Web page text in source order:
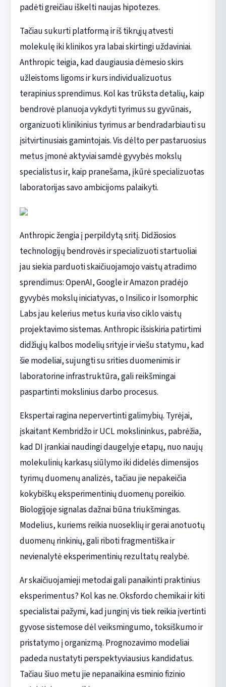
padėti greičiau iškelti naujas hipotezes.
Tačiau sukurti platformą ir iš tikrųjų atvesti
molekulę iki klinikos yra labai skirtingi uždaviniai.
Anthropic teigia, kad daugiausia dėmesio skirs
užleistoms ligoms ir kurs individualizuotus
terapinius sprendimus. Kol kas trūksta detalių, kaip
bendrovė planuoja vykdyti tyrimus su gyvūnais,
organizuoti klinikinius tyrimus ar bendradarbiauti su
įsitvirtinusiais gamintojais. Vis dėlto per pastaruosius
metus įmonė aktyviai samdė gyvybės mokslų
specialistus ir, kaip pranešama, įkūrė specializuotas
laboratorijas savo ambicijoms palaikyti.
Anthropic žengia į perpildytą sritį. Didžiosios
technologijų bendrovės ir specializuoti startuoliai
jau siekia parduoti skaičiuojamojo vaistų atradimo
sprendimus: OpenAI, Google ir Amazon pradėjo
gyvybės mokslų iniciatyvas, o Insilico ir Isomorphic
Labs jau kelerius metus kuria viso ciklo vaistų
projektavimo sistemas. Anthropic išsiskiria patirtimi
didžiųjų kalbos modelių srityje ir viešu statymu, kad
šie modeliai, sujungti su srities duomenimis ir
laboratorine infrastruktūra, gali reikšmingai
paspartinti mokslinius darbo procesus.
Ekspertai ragina nepervertinti galimybių. Tyrėjai,
įskaitant Kembridžo ir UCL mokslininkus, pabrėžia,
kad DI įrankiai naudingi daugelyje etapų, nuo naujų
molekulinių karkasų siūlymo iki didelės dimensijos
tyrimų duomenų analizės, tačiau jie nepakeičia
kokybiškų eksperimentinių duomenų poreikio.
Biologijoje signalas dažnai būna triukšmingas.
Modelius, kuriems reikia nuoseklių ir gerai anotuotų
duomenų rinkinių, gali riboti fragmentiška ir
nevienalytė eksperimentinių rezultatų realybė.
Ar skaičiuojamieji metodai gali panaikinti praktinius
eksperimentus? Kol kas ne. Oksfordo chemikai ir kiti
specialistai pažymi, kad junginį vis tiek reikia įvertinti
gyvose sistemose dėl veiksmingumo, toksiškumo ir
pristatymo į organizmą. Prognozavimo modeliai
padeda nustatyti perspektyviausius kandidatus.
Tačiau šiuo metu jie nepanaikina esminio fizinio